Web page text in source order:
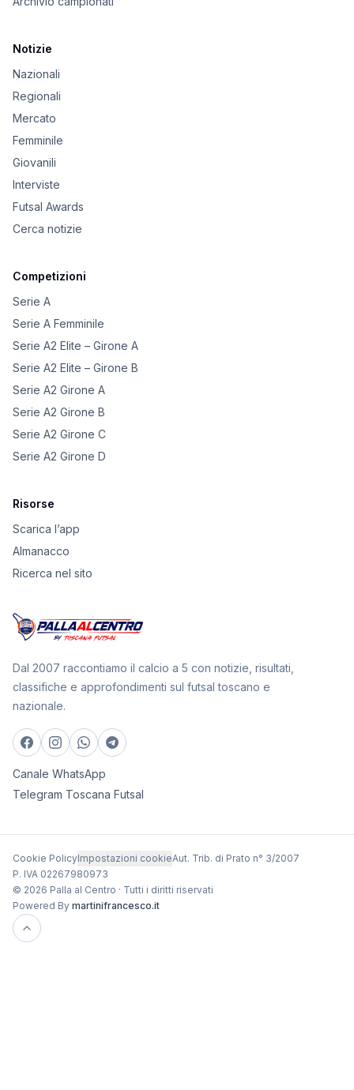
Notizie
Nazionali
Regionali
Mercato
Femminile
Giovanili
Interviste
Futsal Awards
Cerca notizie
Competizioni
Serie A
Serie A Femminile
Serie A2 Elite – Girone A
Serie A2 Elite – Girone B
Serie A2 Girone A
Serie A2 Girone B
Serie A2 Girone C
Serie A2 Girone D
Risorse
Scarica l’app
Almanacco
Ricerca nel sito
Dal 2007 raccontiamo il calcio a 5 con notizie, risultati,
classifiche e approfondimenti sul futsal toscano e
nazionale.
Canale WhatsApp
Telegram Toscana Futsal
Cookie PolicyImpostazioni cookieAut. Trib. di Prato n° 3/2007
P. IVA 02267980973
© 2026 Palla al Centro · Tutti i diritti riservati
Powered By martinifrancesco.it